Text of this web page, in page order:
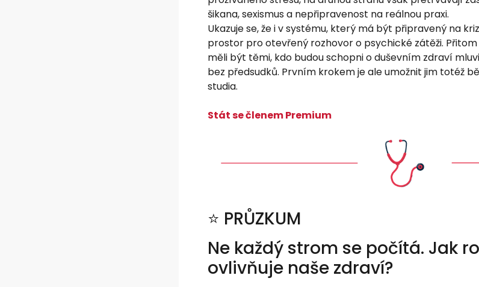
šikana, sexismus a nepřipravenost na reálnou praxi.
Ukazuje se, že i v systému, který má být připravený na
prostor pro otevřený rozhovor o psychické zátěži.
měli být těmi, kdo budou schopni o duševním zdraví
bez předsudků. Prvním krokem je ale umožnit jim totéž
studia.
Stát se členem Premium
⭐️ PRŮZKUM
Ne každý strom se počítá. Jak
ovlivňuje naše zdraví?